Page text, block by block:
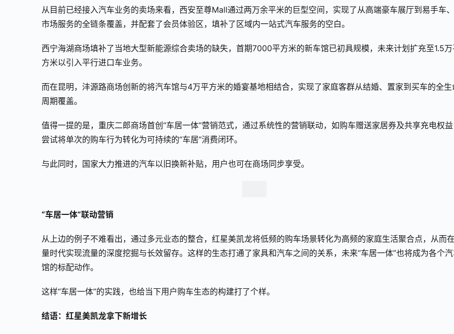
从目前已经接入汽车业务的卖场来看，西安至尊Mall通过两万余平米的巨型空间，实现了从高端豪车展厅到易手车
市场服务的全链条覆盖，并配套了会员体验区，填补了区域内一站式汽车服务的空白。
西宁海湖商场填补了当地大型新能源综合卖场的缺失，首期7000平方米的新车馆已初具规模，未来计划扩充至1.5
方米以引入平行进口车业务。
而在昆明，沣源路商场创新的将汽车馆与4万平方米的婚宴基地相结合，实现了家庭客群从结婚、置家到买车的全生
周期覆盖。
值得一提的是，重庆二郎商场首创“车居一体”营销范式，通过系统性的营销联动，如购车赠送家居券及共享充电权
尝试将单次的购车行为转化为可持续的“车居”消费闭环。
与此同时，国家大力推进的汽车以旧换新补贴，用户也可在商场同步享受。
“车居一体”联动营销
从上边的例子不难看出，通过多元业态的整合，红星美凯龙将低频的购车场景转化为高频的家庭生活聚合点，从而
量时代实现流量的深度挖掘与长效留存。这样的生态打通了家具和汽车之间的关系，未来“车居一体”也将成为各个
馆的标配动作。
这样“车居一体”的实践，也给当下用户购车生态的构建打了个样。
结语：红星美凯龙拿下新增长